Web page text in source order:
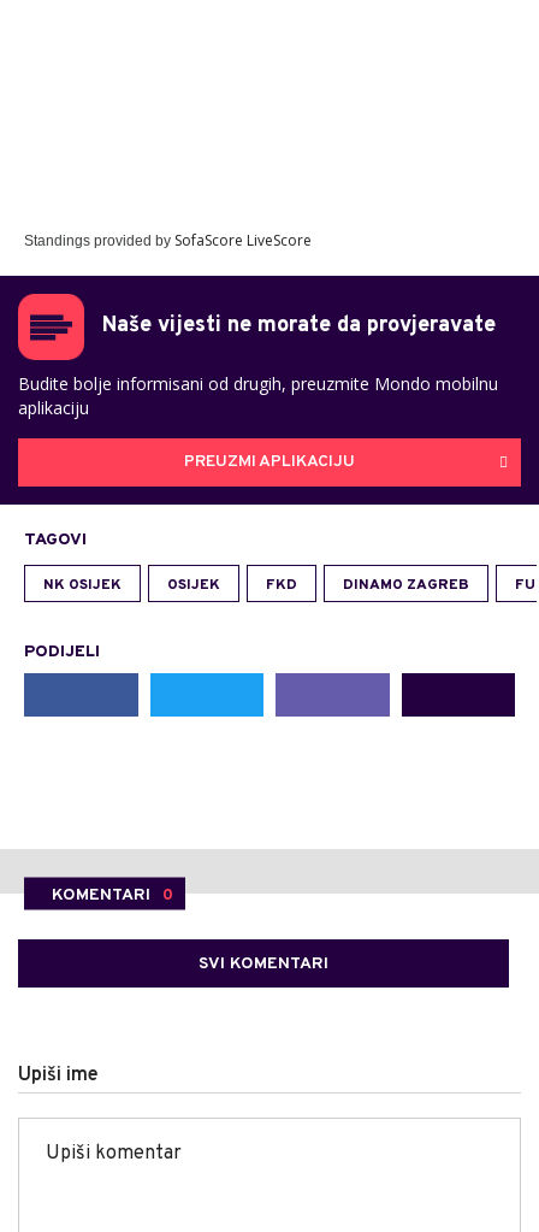
Standings provided by SofaScore LiveScore
Naše vijesti ne morate da provjeravate
Budite bolje informisani od drugih, preuzmite Mondo mobilnu
aplikaciju
PREUZMI APLIKACIJU
TAGOVI
NK OSIJEK OSIJEK FKD DINAMO ZAGREB
PODIJELI
KOMENTARI 0
SVI KOMENTARI
Upiši ime